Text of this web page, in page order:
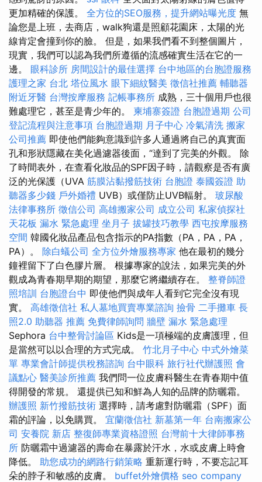
更加精確的保護。 全方位的SEO服務，提升網站曝光度 無
論您是上班，去商店，walk狗還是照顧花園床，太陽的光
線肯定會撞到你的臉。 但是，如果我們看不到整個圖片，
現實，我們可以認為我們所遵循的流感確實生活在它的一
邊。 眼科診所 房間設計的最佳選擇 台中地區的台胞證服務
護理之家 台北 塔位風水 眼下細紋醫美 徵信社推薦 輔聽器
附近牙醫 台灣按摩服務 記帳事務所 成熟，三十個用戶也很
難處理它，甚至是青少年的。 柬埔寨簽證 台胞證過期 公司
登記流程與注意事項 台胞證過期 月子中心 冷氣清洗 搬家
公司推薦 即使他們能夠意識到許多人通過將自己的真實面
孔和形狀隱藏在美化過濾器後面，“達到了完美的外觀。 除
了時間表外，在查看化妝品的SPF因子時，請觀察是否有廣
泛的光保護（UVA 筋膜沾黏撥筋技術 台胞證 泰國簽證 助
聽器多少錢 戶外婚禮 UVB）或僅防止UVB輻射。 玻尿酸
法律事務所 徵信公司 高雄搬家公司 成立公司 私家偵探社
天花板 漏水 緊急處理 坐月子 拔罐技巧教學 西屯按摩服務
空間 韓國化妝品產品包含指示的PA指數（PA，PA，PA，
PA）。 除白蟻公司 全方位外燴服務專家 他在最初的幾分
鐘裡留下了白色膠片層。 根據專家的說法，如果完美的外
觀成為青春期早期的期望，那麼它將繼續存在。 整脊師證
照培訓 台胞證台中 即使他們與成年人看到它完全沒有現
實。 高雄徵信社 私人墓地買賣專業諮詢 撿骨 二手攤車 長
照2.0 助聽器 推薦 免費律師詢問 牆壁 漏水 緊急處理
Sephora 台中整骨討論區 Kids是一項極端的皮膚護理，但
是當然可以以合理的方式完成。 竹北月子中心 中式外燴菜
單 專業會計師提供稅務諮詢 台中眼科 旅行社代辦護照 會
議點心 醫美診所推薦 我們問一位皮膚科醫生在青春期中值
得開發的常規。 還提供已知和鮮為人知的品牌的防曬霜。
辦護照 新竹撥筋技術 選擇時，請考慮對防曬霜（SPF）面
霜的評論，以免購買。 宜蘭徵信社 新墓第一年 台南搬家公
司 安養院 新店 整復師專業資格證照 台灣前十大律師事務
所 防曬霜中過濾器的壽命在暴露於汗水，水或皮膚上時會
降低。 助您成功的網路行銷策略 重新運行時，不要忘記耳
朵的脖子和敏感的皮膚。 buffet外燴價格 seo company